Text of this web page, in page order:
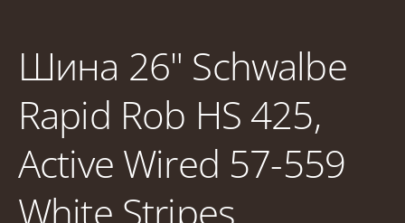
Шина 26" Schwalbe
Rapid Rob HS 425,
Active Wired 57-559
White Stripes